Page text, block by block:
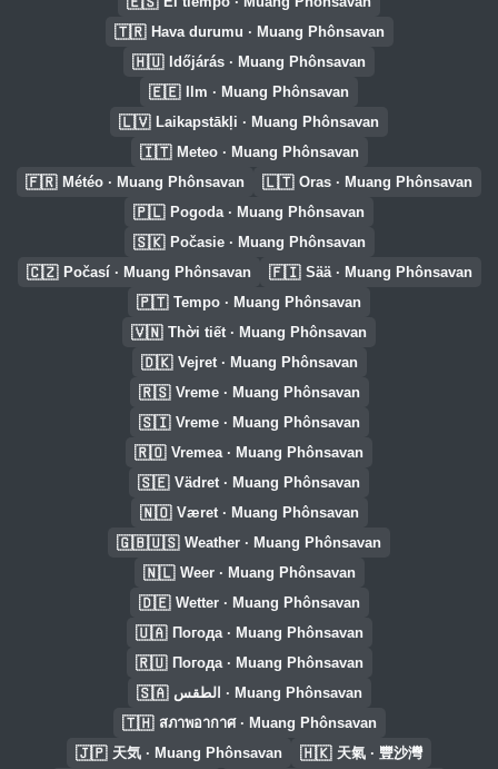
🇹🇷 Hava durumu · Muang Phônsavan
🇭🇺 Időjárás · Muang Phônsavan
🇪🇪 Ilm · Muang Phônsavan
🇱🇻 Laikapstākļi · Muang Phônsavan
🇮🇹 Meteo · Muang Phônsavan
🇫🇷 Météo · Muang Phônsavan 🇱🇹 Oras · Muang Phônsavan
🇵🇱 Pogoda · Muang Phônsavan
🇸🇰 Počasie · Muang Phônsavan
🇨🇿 Počasí · Muang Phônsavan 🇫🇮 Sää · Muang Phônsavan
🇵🇹 Tempo · Muang Phônsavan
🇻🇳 Thời tiết · Muang Phônsavan
🇩🇰 Vejret · Muang Phônsavan
🇷🇸 Vreme · Muang Phônsavan
🇸🇮 Vreme · Muang Phônsavan
🇷🇴 Vremea · Muang Phônsavan
🇸🇪 Vädret · Muang Phônsavan
🇳🇴 Været · Muang Phônsavan
🇬🇧🇺🇸 Weather · Muang Phônsavan
🇳🇱 Weer · Muang Phônsavan
🇩🇪 Wetter · Muang Phônsavan
🇺🇦 Погода · Muang Phônsavan
🇷🇺 Погода · Muang Phônsavan
🇸🇦 الطقس · Muang Phônsavan
🇹🇭 สภาพอากาศ · Muang Phônsavan
🇯🇵 天気 · Muang Phônsavan 🇭🇰 天氣 · 豐沙灣